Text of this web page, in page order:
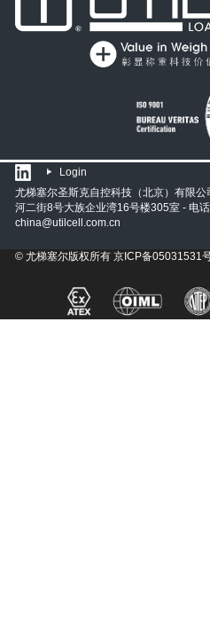
Login
尤梯塞尔圣斯克自控科技（北京）有限
河二街8号大族企业湾16号楼305室 - 电
china@utilcell.com.cn
© 尤梯塞尔版权所有 京ICP备05031531